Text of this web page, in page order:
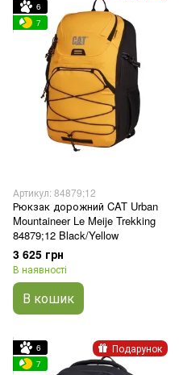
6
7
Артикул: 84879;12
Рюкзак дорожний CAT Urban
Mountaineer Le Meije Trekking
84879;12 Black/Yellow
3 625 грн
В наявності
В кошик
Подарунок
6
7